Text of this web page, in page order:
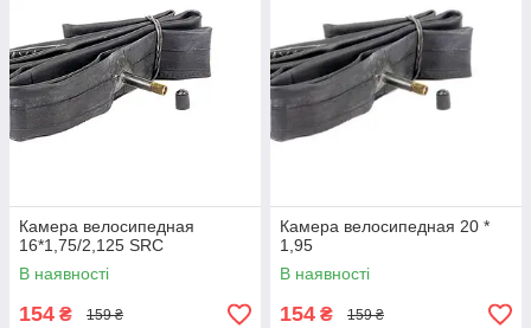
Камера велосипедная
16*1,75/2,125 SRC
В наявності
154 ₴ 159 ₴
Камера велосипедная 20 *
1,95
В наявності
154 ₴ 159 ₴